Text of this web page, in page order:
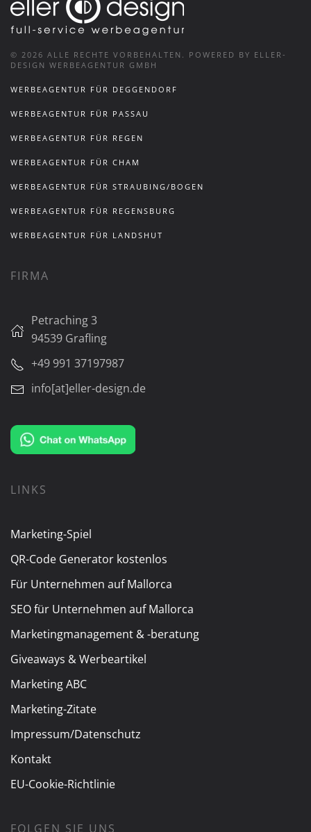
© 2026 ALLE RECHTE VORBEHALTEN. POWERED BY ELLER-
DESIGN WERBEAGENTUR GMBH
WERBEAGENTUR FÜR DEGGENDORF
WERBEAGENTUR FÜR PASSAU
WERBEAGENTUR FÜR REGEN
WERBEAGENTUR FÜR CHAM
WERBEAGENTUR FÜR STRAUBING/BOGEN
WERBEAGENTUR FÜR REGENSBURG
WERBEAGENTUR FÜR LANDSHUT
FIRMA
Petraching 3
94539 Grafling
+49 991 37197987
info[at]eller-design.de
LINKS
Marketing-Spiel
QR-Code Generator kostenlos
Für Unternehmen auf Mallorca
SEO für Unternehmen auf Mallorca
Marketingmanagement & -beratung
Giveaways & Werbeartikel
Marketing ABC
Marketing-Zitate
Impressum/Datenschutz
Kontakt
EU-Cookie-Richtlinie
FOLGEN SIE UNS